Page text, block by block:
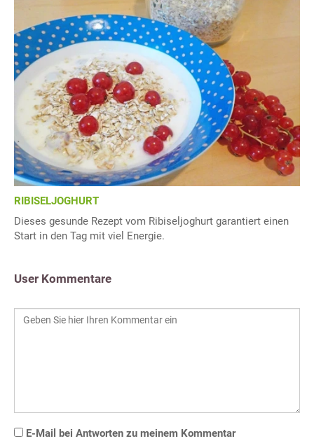
RIBISELJOGHURT
Dieses gesunde Rezept vom Ribiseljoghurt garantiert einen
Start in den Tag mit viel Energie.
User Kommentare
E-Mail bei Antworten zu meinem Kommentar